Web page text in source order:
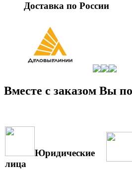
Доставка по России
Вместе с заказом Вы
Юридические
лица